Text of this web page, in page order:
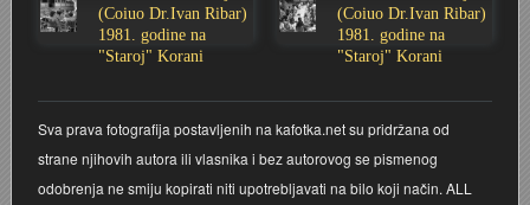
AMD Zanatlija
Adamo klub
8. slet Bratstva i jedinstva 13. lipnja 1965. godine
Lovni i ribolovni turizam
NULA
Nepokoreni grad - Trojanski konj (epizoda)
Novogodišnje čestitke
PUNK
Krešimir Botković - RAZGLEDNICE
Krešimir Perušić - Nogomet
KUD REČICA
Mery Berti - karlovačka Žuži
(Coiuo Dr.Ivan Ribar)
1981. godine na
"Staroj" Korani
(Coiuo Dr.Ivan Ribar)
1981. godine na
"Staroj" Korani
Sva prava fotografija postavljenih na kafotka.net su pridržana od
strane njihovih autora ili vlasnika i bez autorovog se pismenog
odobrenja ne smiju kopirati niti upotrebljavati na bilo koji način. ALL